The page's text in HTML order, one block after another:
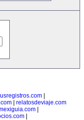
| relatosdeviaje.com
|
|